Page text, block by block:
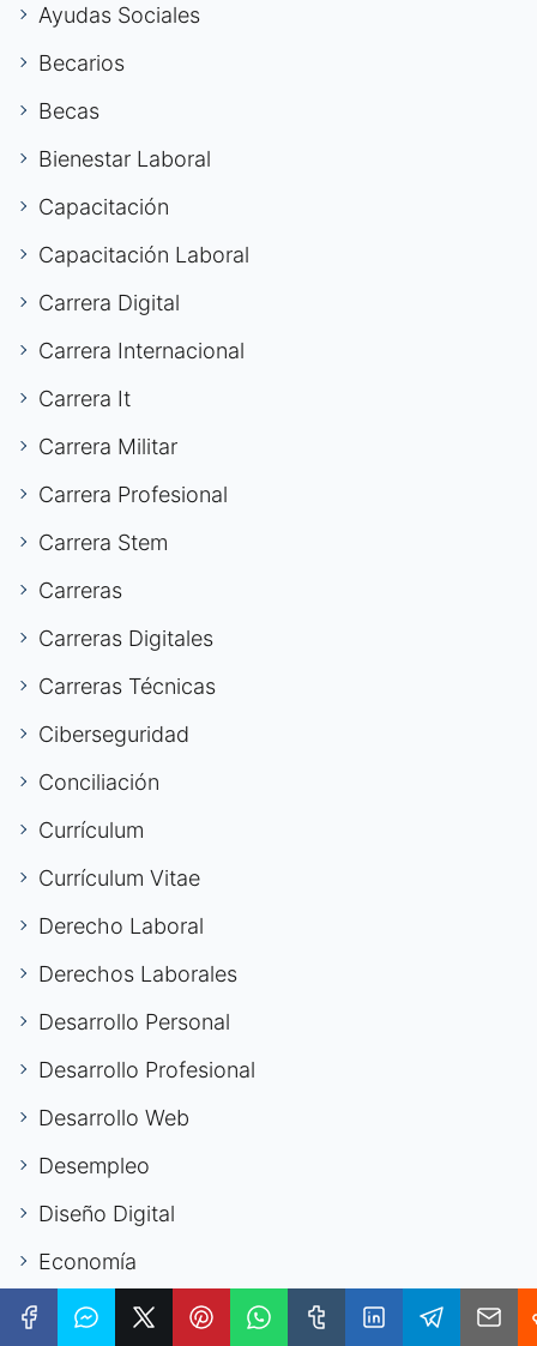
Ayudas Sociales
Becarios
Becas
Bienestar Laboral
Capacitación
Capacitación Laboral
Carrera Digital
Carrera Internacional
Carrera It
Carrera Militar
Carrera Profesional
Carrera Stem
Carreras
Carreras Digitales
Carreras Técnicas
Ciberseguridad
Conciliación
Currículum
Currículum Vitae
Derecho Laboral
Derechos Laborales
Desarrollo Personal
Desarrollo Profesional
Desarrollo Web
Desempleo
Diseño Digital
Economía
Educación